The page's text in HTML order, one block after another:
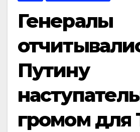
Генералы
Путину
громом для